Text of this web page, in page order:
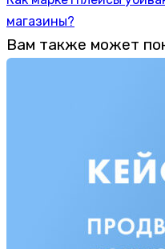
магазины?
Вам также может